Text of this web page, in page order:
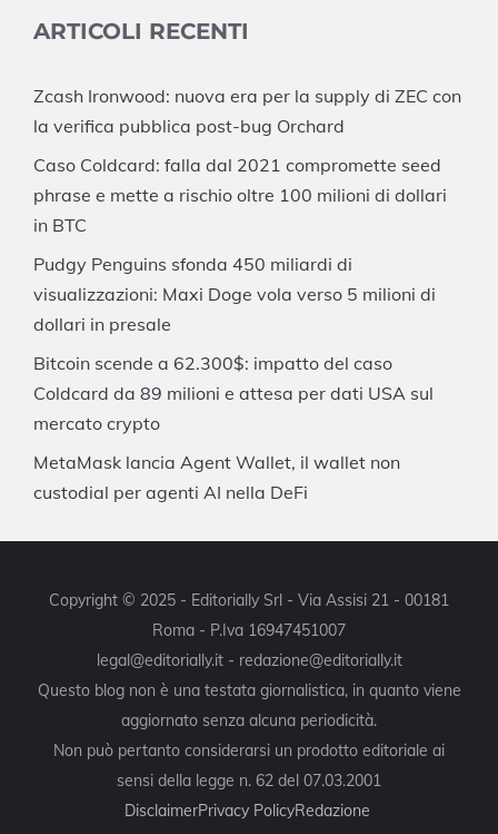
ARTICOLI RECENTI
Zcash Ironwood: nuova era per la supply di ZEC con
la verifica pubblica post-bug Orchard
Caso Coldcard: falla dal 2021 compromette seed
phrase e mette a rischio oltre 100 milioni di dollari
in BTC
Pudgy Penguins sfonda 450 miliardi di
visualizzazioni: Maxi Doge vola verso 5 milioni di
dollari in presale
Bitcoin scende a 62.300$: impatto del caso
Coldcard da 89 milioni e attesa per dati USA sul
mercato crypto
MetaMask lancia Agent Wallet, il wallet non
custodial per agenti AI nella DeFi
Copyright © 2025 - Editorially Srl - Via Assisi 21 - 00181
Roma - P.Iva 16947451007
legal@editorially.it - redazione@editorially.it
Questo blog non è una testata giornalistica, in quanto viene
aggiornato senza alcuna periodicità.
Non può pertanto considerarsi un prodotto editoriale ai
sensi della legge n. 62 del 07.03.2001
DisclaimerPrivacy PolicyRedazione